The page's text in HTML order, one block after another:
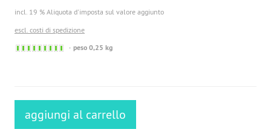
incl. 19 % Aliquota d'imposta sul valore aggiunto
escl. costi di spedizione
Sofort
peso 0,25 kg
aggiungi al carrello